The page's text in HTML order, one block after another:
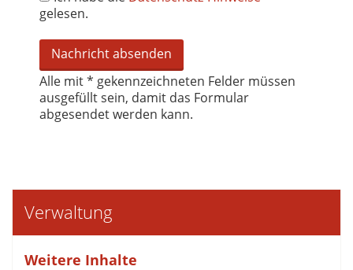
gelesen.
Alle mit* gekennzeichneten Felder müssen
ausgefüllt sein, damit das Formular
abgesendet werden kann.
Verwaltung
Weitere Inhalte